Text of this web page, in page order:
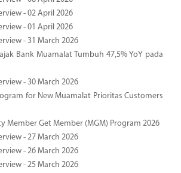
- 02 April 2026
- 01 April 2026
- 31 March 2026
Bank Muamalat Tumbuh 47,5% YoY pada
- 30 March 2026
for New Muamalat Prioritas Customers
Member Get Member (MGM) Program 2026
- 27 March 2026
- 26 March 2026
- 25 March 2026